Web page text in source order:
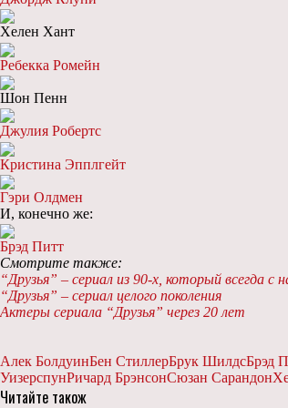
Хелен Хант
Ребекка Ромейн
Шон Пенн
Джулия Робертс
Кристина Эпплгейт
Гэри Олдмен
И, конечно же:
Брэд Питт
Смотрите также:
“Друзья” – сериал из 90-х, который всегда с
“Друзья” – сериал целого поколения
Актеры сериала “Друзья” через 20 лет
Алек БолдуинБен СтиллерБрук ШилдсБрэд
УизерспунРичард БрэнсонСюзан Сарандон
Читайте також